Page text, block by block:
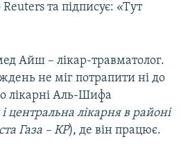
та підписує: «Тут
Айш – лікар-травматолог.
не міг потрапити ні до
лікарні Аль-Шифа
лікарня в районі
Газа – КР), де він працює.